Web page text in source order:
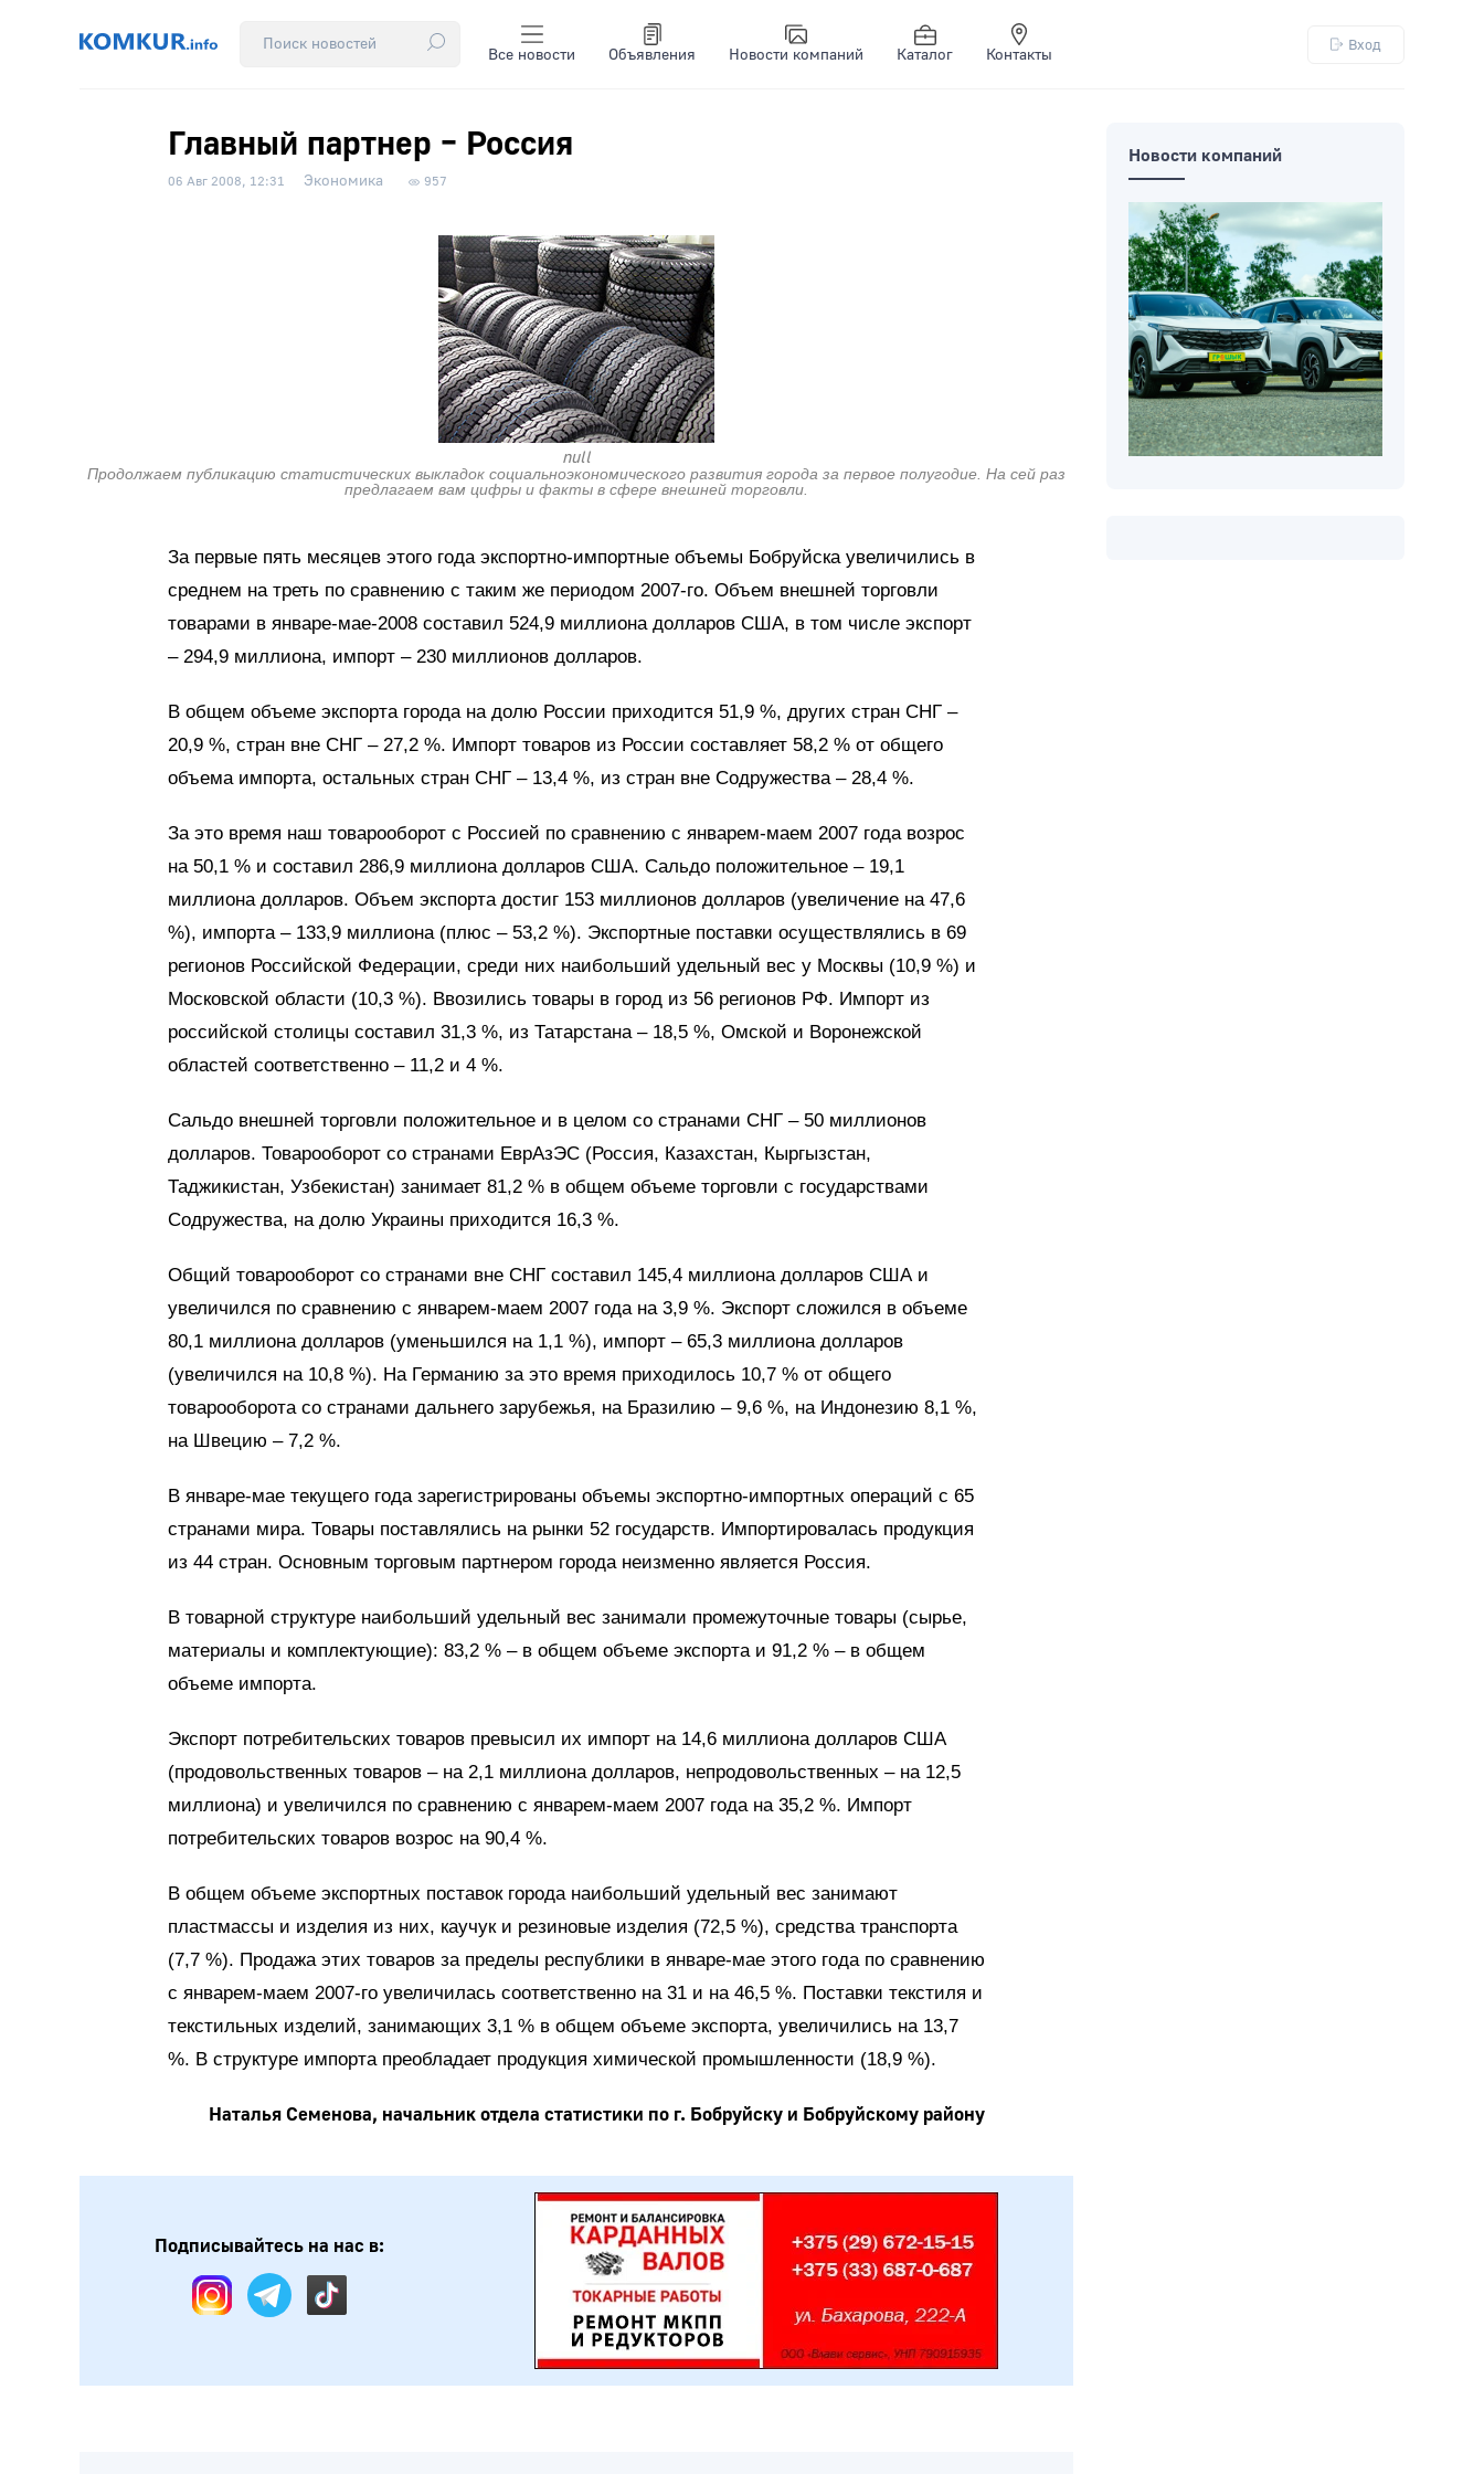
Все новости Объявления Новости компаний Каталог Контакты
Вход
Главный партнер – Россия
06 Авг 2008, 12:31 Экономика 957
null
Продолжаем публикацию статистических выкладок социальноэкономического развития города за первое полугодие. На сей раз
предлагаем вам цифры и факты в сфере внешней торговли.
За первые пять месяцев этого года экспортно-импортные объемы Бобруйска увеличились в
среднем на треть по сравнению с таким же периодом 2007-го. Объем внешней торговли
товарами в январе-мае-2008 составил 524,9 миллиона долларов США, в том числе экспорт
– 294,9 миллиона, импорт – 230 миллионов долларов.
В общем объеме экспорта города на долю России приходится 51,9 %, других стран СНГ –
20,9 %, стран вне СНГ – 27,2 %. Импорт товаров из России составляет 58,2 % от общего
объема импорта, остальных стран СНГ – 13,4 %, из стран вне Содружества – 28,4 %.
За это время наш товарооборот с Россией по сравнению с январем-маем 2007 года возрос
на 50,1 % и составил 286,9 миллиона долларов США. Сальдо положительное – 19,1
миллиона долларов. Объем экспорта достиг 153 миллионов долларов (увеличение на 47,6
%), импорта – 133,9 миллиона (плюс – 53,2 %). Экспортные поставки осуществлялись в 69
регионов Российской Федерации, среди них наибольший удельный вес у Москвы (10,9 %) и
Московской области (10,3 %). Ввозились товары в город из 56 регионов РФ. Импорт из
российской столицы составил 31,3 %, из Татарстана – 18,5 %, Омской и Воронежской
областей соответственно – 11,2 и 4 %.
Сальдо внешней торговли положительное и в целом со странами СНГ – 50 миллионов
долларов. Товарооборот со странами ЕврАзЭС (Россия, Казахстан, Кыргызстан,
Таджикистан, Узбекистан) занимает 81,2 % в общем объеме торговли с государствами
Содружества, на долю Украины приходится 16,3 %.
Общий товарооборот со странами вне СНГ составил 145,4 миллиона долларов США и
увеличился по сравнению с январем-маем 2007 года на 3,9 %. Экспорт сложился в объеме
80,1 миллиона долларов (уменьшился на 1,1 %), импорт – 65,3 миллиона долларов
(увеличился на 10,8 %). На Германию за это время приходилось 10,7 % от общего
товарооборота со странами дальнего зарубежья, на Бразилию – 9,6 %, на Индонезию 8,1 %,
на Швецию – 7,2 %.
В январе-мае текущего года зарегистрированы объемы экспортно-импортных операций с 65
странами мира. Товары поставлялись на рынки 52 государств. Импортировалась продукция
из 44 стран. Основным торговым партнером города неизменно является Россия.
В товарной структуре наибольший удельный вес занимали промежуточные товары (сырье,
материалы и комплектующие): 83,2 % – в общем объеме экспорта и 91,2 % – в общем
объеме импорта.
Экспорт потребительских товаров превысил их импорт на 14,6 миллиона долларов США
(продовольственных товаров – на 2,1 миллиона долларов, непродовольственных – на 12,5
миллиона) и увеличился по сравнению с январем-маем 2007 года на 35,2 %. Импорт
потребительских товаров возрос на 90,4 %.
В общем объеме экспортных поставок города наибольший удельный вес занимают
пластмассы и изделия из них, каучук и резиновые изделия (72,5 %), средства транспорта
(7,7 %). Продажа этих товаров за пределы республики в январе-мае этого года по сравнению
с январем-маем 2007-го увеличилась соответственно на 31 и на 46,5 %. Поставки текстиля и
текстильных изделий, занимающих 3,1 % в общем объеме экспорта, увеличились на 13,7
%. В структуре импорта преобладает продукция химической промышленности (18,9 %).
Наталья Семенова, начальник отдела статистики по г. Бобруйску и Бобруйскому району
Подписывайтесь на нас в:
Новости компаний